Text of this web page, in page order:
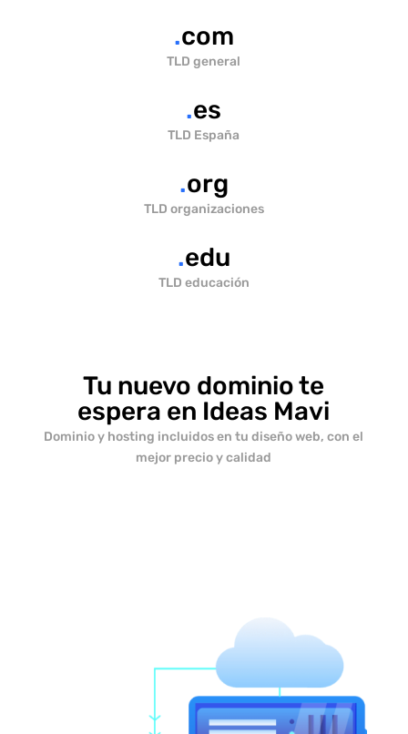
.com
TLD general
.es
TLD España
.org
TLD organizaciones
.edu
TLD educación
Tu nuevo dominio te
espera en Ideas Mavi
Dominio y hosting incluidos en tu diseño web, con el
mejor precio y calidad